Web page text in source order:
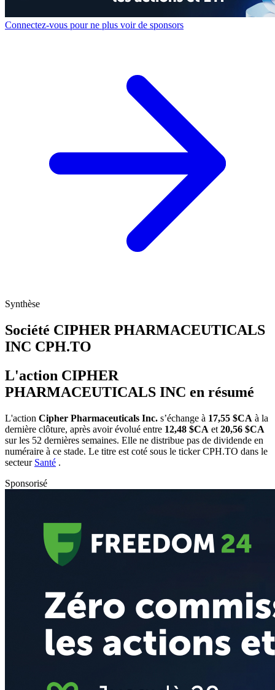
Connectez-vous pour ne plus voir de sponsors
Synthèse
Société CIPHER PHARMACEUTICALS
INC CPH.TO
L'action CIPHER
PHARMACEUTICALS INC en résumé
L'action Cipher Pharmaceuticals Inc. s’échange à 17,55 $CA à la
dernière clôture, après avoir évolué entre 12,48 $CA et 20,56 $CA
sur les 52 dernières semaines. Elle ne distribue pas de dividende en
numéraire à ce stade. Le titre est coté sous le tickerCPH.TO dans le
secteur Santé .
Sponsorisé